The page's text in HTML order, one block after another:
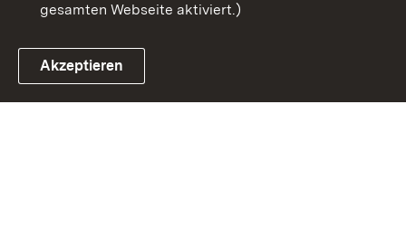
Link zum Landesportal
gesamten Webseite aktiviert.)
Akzeptieren